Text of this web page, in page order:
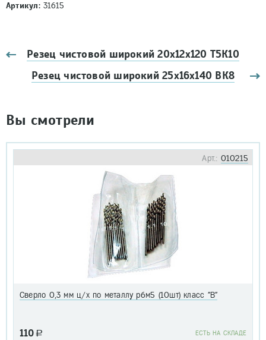
Артикул:31615
Резец чистовой широкий 20х12x120 Т5К10
Резец чистовой широкий 25х16x140 ВК8
Вы смотрели
Арт.: 010215
Сверло 0,3 мм ц/х по металлу р6м5 (10шт) класс "В"
110 a EСТЬ НА СКЛАДЕ